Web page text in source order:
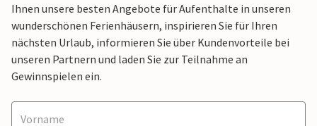
Ihnen unsere besten Angebote für Aufenthalte in unseren
wunderschönen Ferienhäusern, inspirieren Sie für Ihren
nächsten Urlaub, informieren Sie über Kundenvorteile bei
unseren Partnern und laden Sie zur Teilnahme an
Gewinnspielen ein.